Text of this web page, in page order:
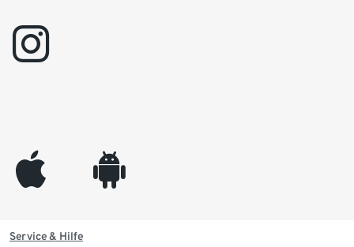
instagram
appleinc android
Service & Hilfe